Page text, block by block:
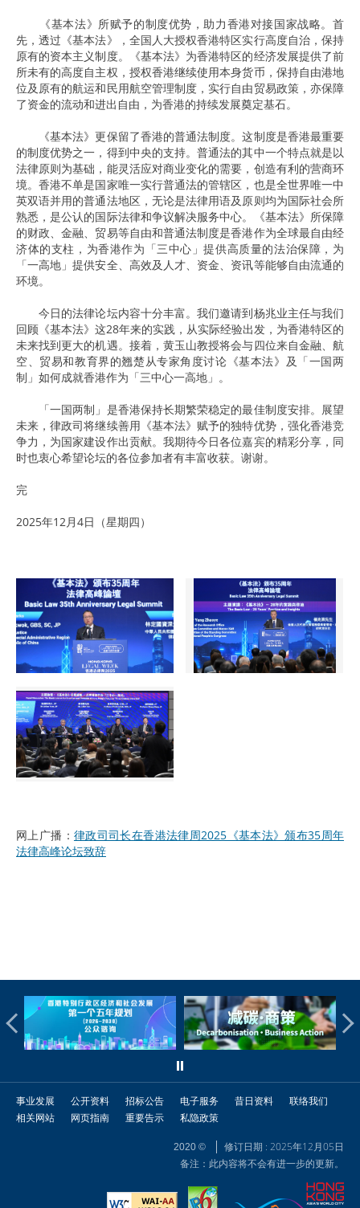
《基本法》所赋予的制度优势，助力香港对接国家战略。首
先，透过《基本法》，全国人大授权香港特区实行高度自治，保持
原有的资本主义制度。《基本法》为香港特区的经济发展提供了前
所未有的高度自主权，授权香港继续使用本身货币，保持自由港地
位及原有的航运和民用航空管理制度，实行自由贸易政策，亦保障
了资金的流动和进出自由，为香港的持续发展奠定基石。
《基本法》更保留了香港的普通法制度。这制度是香港最重要
的制度优势之一，得到中央的支持。普通法的其中一个特点就是以
法律原则为基础，能灵活应对商业变化的需要，创造有利的营商环
境。香港不单是国家唯一实行普通法的管辖区，也是全世界唯一中
英双语并用的普通法地区，无论是法律用语及原则均为国际社会所
熟悉，是公认的国际法律和争议解决服务中心。《基本法》所保障
的财政、金融、贸易等自由和普通法制度是香港作为全球最自由经
济体的支柱，为香港作为「三中心」提供高质量的法治保障，为
「一高地」提供安全、高效及人才、资金、资讯等能够自由流通的
环境。
今日的法律论坛内容十分丰富。我们邀请到杨兆业主任与我们
回顾《基本法》这28年来的实践，从实际经验出发，为香港特区的
未来找到更大的机遇。接着，黄玉山教授将会与四位来自金融、航
空、贸易和教育界的翘楚从专家角度讨论《基本法》及「一国两
制」如何成就香港作为「三中心一高地」。
「一国两制」是香港保持长期繁荣稳定的最佳制度安排。展望
未来，律政司将继续善用《基本法》赋予的独特优势，强化香港竞
争力，为国家建设作出贡献。我期待今日各位嘉宾的精彩分享，同
时也衷心希望论坛的各位参加者有丰富收获。谢谢。
完
2025年12月4日（星期四）
网上广播： 律政司司长在香港法律周2025《基本法》颁布35周年
法律高峰论坛致辞
事业发展 公开资料 招标公告 电子服务 昔日资料
联络我们
相关网站
网页指南 重要告示 私隐政策
2020 ©
修订日期 : 2025年12月05日
备注：此内容将不会有进一步的更新。